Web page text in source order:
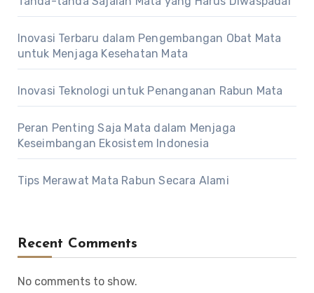
Inovasi Terbaru dalam Pengembangan Obat Mata
untuk Menjaga Kesehatan Mata
Inovasi Teknologi untuk Penanganan Rabun Mata
Peran Penting Saja Mata dalam Menjaga
Keseimbangan Ekosistem Indonesia
Tips Merawat Mata Rabun Secara Alami
Recent Comments
No comments to show.